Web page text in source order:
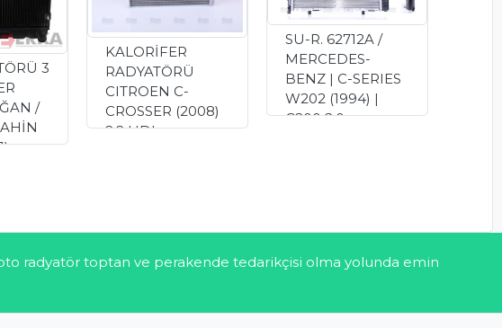
3
/
KALORİFER
RADYATÖRÜ
CITROEN C-
CROSSER (2008)
2.2 HDI
1,720.00 TL
SU-R. 62712A /
MERCEDES-
BENZ | C-SERIES
W202 (1994) |
C200 2.0
radyatör toptan ve perakende tedarikçisi olma yolunda emin